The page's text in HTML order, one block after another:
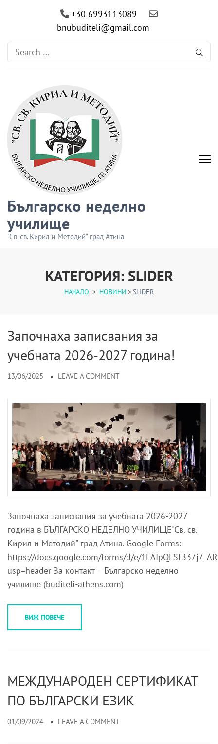
+30 6993113089
bnubuditeli@gmail.com
Search
for:
Българско неделно
училище
"Св. св. Кирил и Методий" град Атина
КАТЕГОРИЯ: SLIDER
НАЧАЛО > НОВИНИ >SLIDER
Започнаха записвания за
учебната 2026-2027 година!
13/06/2025 LEAVE A COMMENT
Започнаха записвания за учебната 2026-2027
година в БЪЛГАРСКО НЕДЕЛНО УЧИЛИЩЕ"Св. св.
Кирил и Методий" град Атина. Google Forms:
https://docs.google.com/forms/d/e/
usp=header За контакт – Българско неделно
училище (buditeli-athens.com)
ВИЖ ПОВЕЧЕ
МЕЖДУНАРОДЕН СЕРТИФИКАТ
ПО БЪЛГАРСКИ ЕЗИК
01/09/2024 LEAVE A COMMENT